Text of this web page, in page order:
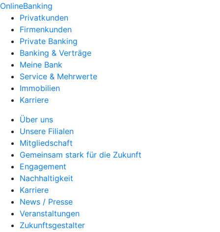
OnlineBanking
Privatkunden
Firmenkunden
Private Banking
Banking & Verträge
Meine Bank
Service & Mehrwerte
Immobilien
Karriere
Über uns
Unsere Filialen
Mitgliedschaft
Gemeinsam stark für die Zukunft
Engagement
Nachhaltigkeit
Karriere
News / Presse
Veranstaltungen
Zukunftsgestalter